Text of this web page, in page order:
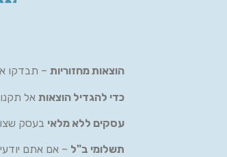
הוצאות מחזוריות – תבדקו
כדי להגדיל הוצאות אל
עסקים ללא מלאי בעסק
תשלומי ב"ל – אם אתם